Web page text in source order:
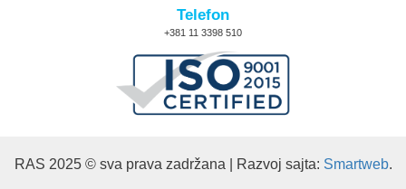
Telefon
+381 11 3398 510
RAS 2025 © sva prava zadržana | Razvoj sajta: Smartweb.